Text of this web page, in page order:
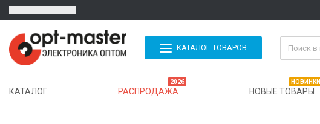
КАТАЛОГ ТОВАРОВ
КАТАЛОГ РАСПРОДАЖА
2026
НОВЫЕ ТОВАРЫ
НОВИНКИ